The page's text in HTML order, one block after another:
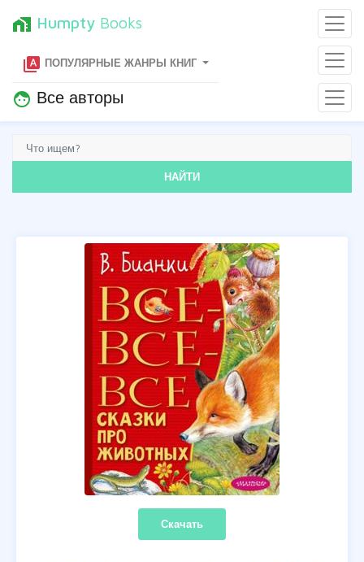
home_work Humpty Books
type_specimen ПОПУЛЯРНЫЕ ЖАНРЫ КНИГ
face Все авторы
НАЙТИ
Скачать